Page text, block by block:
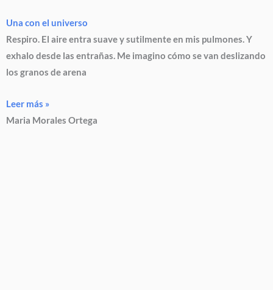
Una con el universo
Respiro. El aire entra suave y sutilmente en mis pulmones. Y
exhalo desde las entrañas. Me imagino cómo se van deslizando
los granos de arena
Leer más »
Maria Morales Ortega